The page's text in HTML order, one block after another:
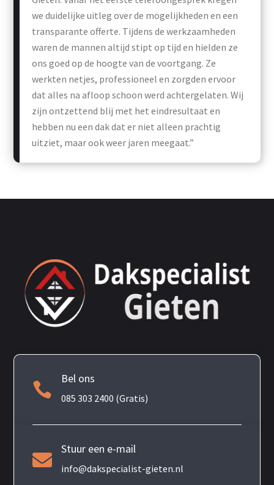
we duidelijke uitleg over de mogelijkheden en een
transparante offerte. Tijdens de werkzaamheden
waren de mannen altijd stipt op tijd en hielden ze
ons goed op de hoogte van de voortgang. Ze
werkten netjes, professioneel en zorgden ervoor
dat alles na afloop schoon werd achtergelaten. Wij
zijn ontzettend blij met het eindresultaat en
hebben nu een dak dat er niet alleen prachtig
uitziet, maar ook weer jaren meegaat.”

Bel ons
085 303 2400 (Gratis)

Stuur een e-mail
info@dakspecialist-gieten.nl